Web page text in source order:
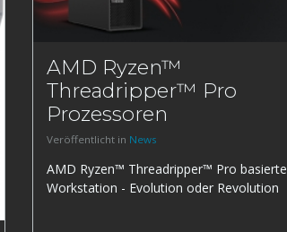
AMD Ryzen™
Threadripper™ Pro
Prozessoren
Veröffentlicht in News
AMD Ryzen™ Threadripper™ Pro basierte
Workstation - Evolution oder Revolution